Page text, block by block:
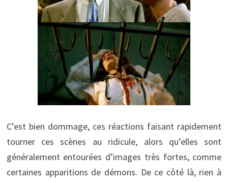
C’est bien dommage, ces réactions faisant rapidement
tourner ces scènes au ridicule, alors qu’elles sont
généralement entourées d’images très fortes, comme
certaines apparitions de démons. De ce côté là, rien à